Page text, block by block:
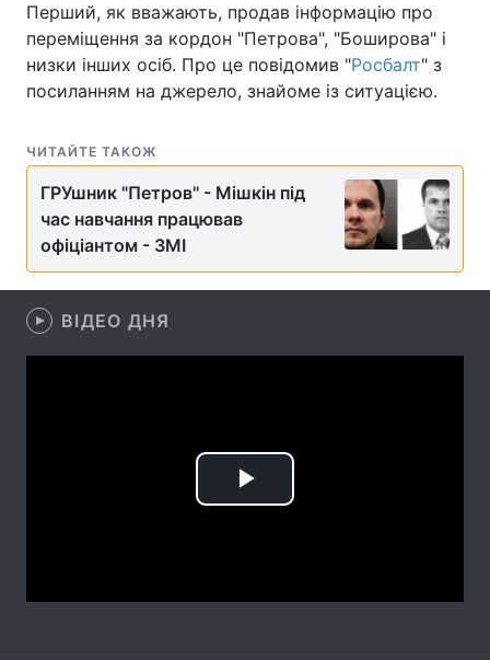
Економіка Світ
Спорт Наука
Зброя
Здоров'я Туризм
Цікавинки
Думки
Вакансії
Послуги
Перший, як вважають, продав інформацію про
переміщення за кордон "Петрова", "Боширова" і
низки інших осіб. Про це повідомив "Росбалт" з
посиланням на джерело, знайоме із ситуацією.
ЧИТАЙТЕ ТАКОЖ
ГРУшник "Петров" - Мішкін під
час навчання працював
офіціантом - ЗМІ
ВІДЕО ДНЯ
Play